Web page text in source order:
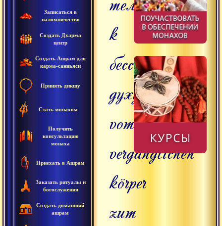
Записаться в
паломничество
Создать Дхарма
центр
Создать Ашрам для
карма-санньяси
Принять дикшу
Стать монахом
Получить
консультацию
монаха
Приехать в Ашрам
Заказать ритуалы и
богослужения
Создать домашний
ашрам
к
бессмертному
духу.
vom
vergänglichen
körper
zum